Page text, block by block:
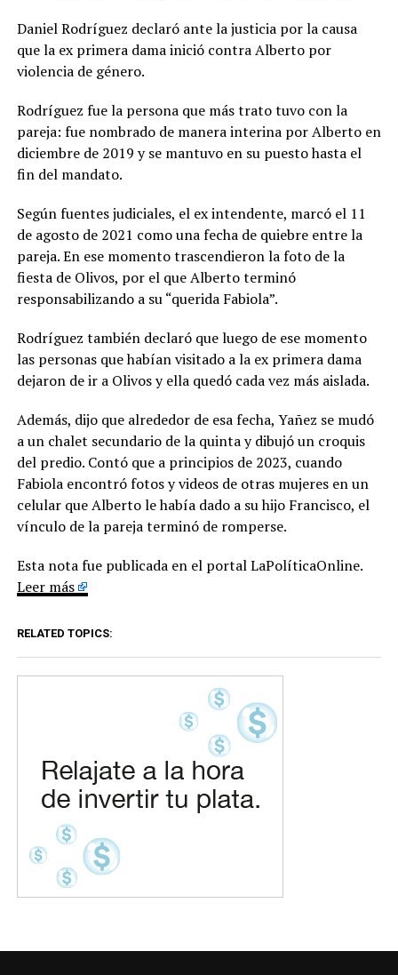
Daniel Rodríguez declaró ante la justicia por la causa
que la ex primera dama inició contra Alberto por
violencia de género.
Rodríguez fue la persona que más trato tuvo con la
pareja: fue nombrado de manera interina por Alberto en
diciembre de 2019 y se mantuvo en su puesto hasta el
fin del mandato.
Según fuentes judiciales, el ex intendente, marcó el 11
de agosto de 2021 como una fecha de quiebre entre la
pareja. En ese momento trascendieron la foto de la
fiesta de Olivos, por el que Alberto terminó
responsabilizando a su “querida Fabiola”.
Rodríguez también declaró que luego de ese momento
las personas que habían visitado a la ex primera dama
dejaron de ir a Olivos y ella quedó cada vez más aislada.
Además, dijo que alrededor de esa fecha, Yañez se mudó
a un chalet secundario de la quinta y dibujó un croquis
del predio. Contó que a principios de 2023, cuando
Fabiola encontró fotos y videos de otras mujeres en un
celular que Alberto le había dado a su hijo Francisco, el
vínculo de la pareja terminó de romperse.
Esta nota fue publicada en el portal LaPolíticaOnline.
Leer más
RELATED TOPICS: